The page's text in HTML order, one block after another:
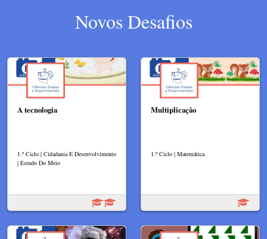
Novos Desafios
A tecnologia
1.º Ciclo | Cidadania E Desenvolvimento
| Estudo Do Meio
Multiplicação
1.º Ciclo | Matemática